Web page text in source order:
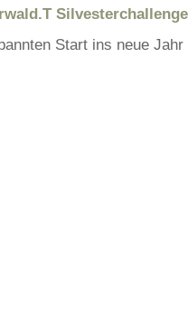
Silvesterchallenge
Start ins neue